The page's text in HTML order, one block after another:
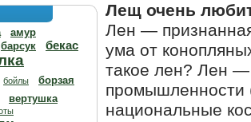
амур
барсук бекас
бойлы борзая
вертушка
Лещ очень
Лен —
ума от
такое лен? Лен —
промышленности
национальные